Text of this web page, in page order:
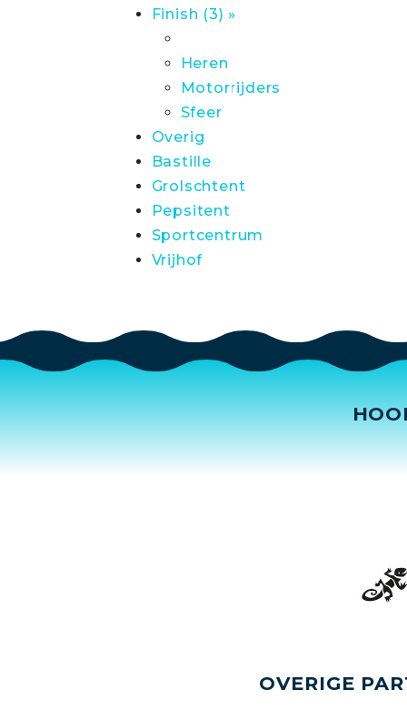
Finish (3) »
Heren
Motorrijders
Sfeer
Overig
Bastille
Grolschtent
Pepsitent
Sportcentrum
Vrijhof
OVERIGE